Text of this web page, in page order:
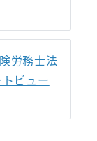
労務士法
ビュー